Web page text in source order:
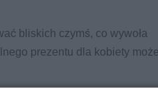
bliskich czymś, co wywoła
prezentu dla kobiety